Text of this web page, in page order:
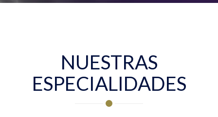
NUESTRAS
ESPECIALIDADES